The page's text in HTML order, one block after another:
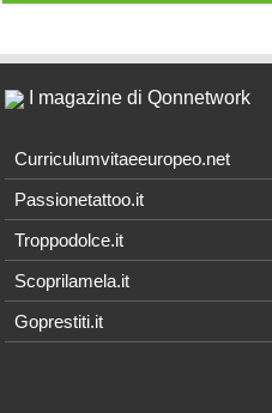
I magazine di Qonnetwork
Curriculumvitaeeuropeo.net
Passionetattoo.it
Troppodolce.it
Scoprilamela.it
Goprestiti.it